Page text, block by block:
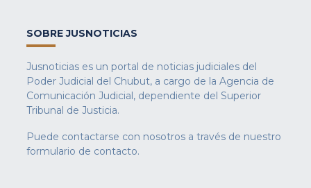
SOBRE JUSNOTICIAS
Jusnoticias es un portal de noticias judiciales del
Poder Judicial del Chubut, a cargo de la Agencia de
Comunicación Judicial, dependiente del Superior
Tribunal de Justicia.
Puede contactarse con nosotros a través de nuestro
formulario de contacto.